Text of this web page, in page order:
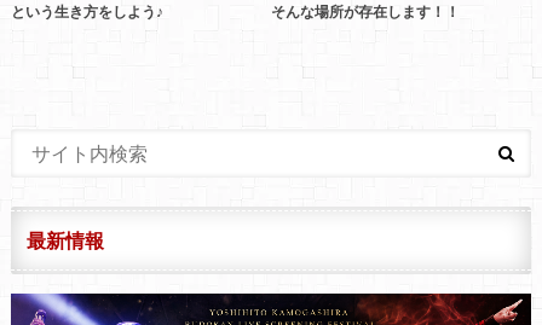
という生き方をしよう♪
そんな場所が存在します！！
最新情報